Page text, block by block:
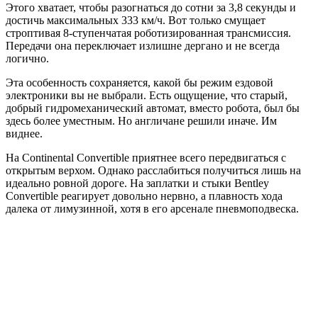
Этого хватает, чтобы разогнаться до сотни за 3,8 секунды и
достичь максимальных 333 км/ч. Вот только смущает
строптивая 8-ступенчатая роботизированная трансмиссия.
Передачи она переключает излишне дергано и не всегда
логично.
Эта особенность сохраняется, какой бы режим ездовой
электроники вы не выбрали. Есть ощущение, что старый,
добрый гидромеханический автомат, вместо робота, был бы
здесь более уместным. Но англичане решили иначе. Им
виднее.
На Continental Convertible приятнее всего передвигаться с
открытым верхом. Однако расслабиться получиться лишь на
идеально ровной дороге. На заплатки и стыки Bentley
Convertible реагирует довольно нервно, а плавность хода
далека от лимузинной, хотя в его арсенале пневмоподвеска.